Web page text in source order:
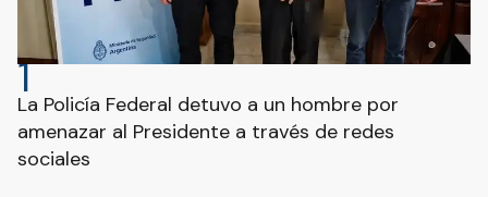
1
La Policía Federal detuvo a un hombre por
amenazar al Presidente a través de redes
sociales